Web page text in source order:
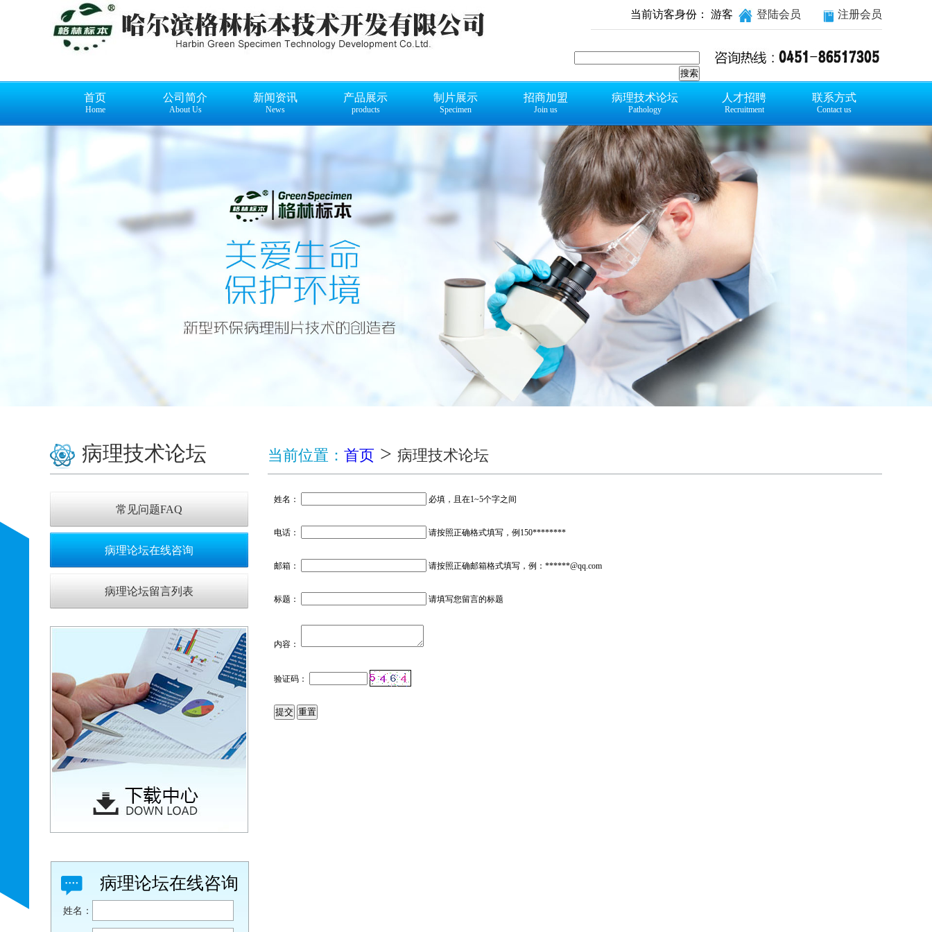
当前访客身份： 游客 登陆会员 注册会员
首页
Home
公司简介
About Us
新闻资讯
News
产品展示
products
制片展示
Specimen
招商加盟
Join us
病理技术论坛
Pathology
人才招聘
Recruitment
联系方式
Contact us
病理技术论坛
常见问题FAQ
病理论坛在线咨询
病理论坛留言列表
病理论坛在线咨询
姓名：
当前位置： 首页 > 病理技术论坛
姓名： 必填，且在1~5个字之间
电话： 请按照正确格式填写，例150********
邮箱： 请按照正确邮箱格式填写，例：******@qq.com
标题： 请填写您留言的标题
内容：
验证码：